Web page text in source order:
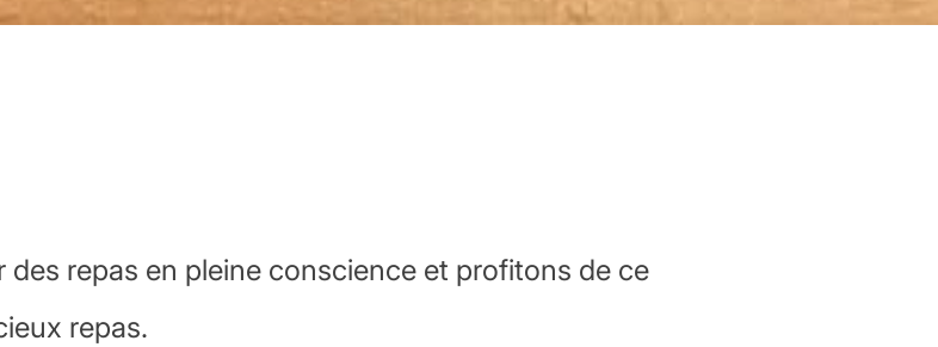
repas en pleine conscience et profitons de ce
repas.